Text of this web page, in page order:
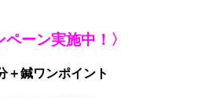
ペーン実施中！〉
＋鍼ワンポイント